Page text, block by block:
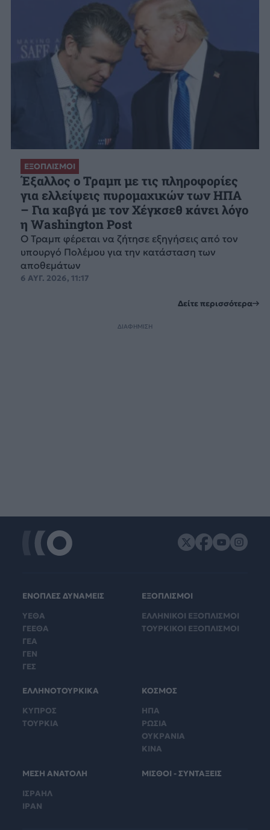
ΕΞΟΠΛΙΣΜΟΙ
Έξαλλος ο Τραμπ με τις πληροφορίες
για ελλείψεις πυρομαχικών των ΗΠΑ
– Για καβγά με τον Χέγκσεθ κάνει λόγο
η Washington Post
Ο Τραμπ φέρεται να ζήτησε εξηγήσεις από τον
υπουργό Πολέμου για την κατάσταση των
αποθεμάτων
6 ΑΥΓ. 2026, 11:17
Δείτε περισσότερα
ΔΙΑΦΗΜΙΣΗ
ΕΝΟΠΛΕΣ ΔΥΝΑΜΕΙΣ
ΥΕΘΑ
ΓΕΕΘΑ
ΓΕΑ
ΓΕΝ
ΓΕΣ
ΕΞΟΠΛΙΣΜΟΙ
ΕΛΛΗΝΙΚΟΙ ΕΞΟΠΛΙΣΜΟΙ
ΤΟΥΡΚΙΚΟΙ ΕΞΟΠΛΙΣΜΟΙ
ΕΛΛΗΝΟΤΟΥΡΚΙΚΑ
ΚΥΠΡΟΣ
ΤΟΥΡΚΙΑ
ΚΟΣΜΟΣ
ΗΠΑ
ΡΩΣΙΑ
ΟΥΚΡΑΝΙΑ
ΚΙΝΑ
ΜΕΣΗ ΑΝΑΤΟΛΗ
ΙΣΡΑΗΛ
ΙΡΑΝ
ΜΙΣΘΟΙ - ΣΥΝΤΑΞΕΙΣ